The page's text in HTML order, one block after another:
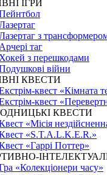
ІГРИ
з
Арчері таг
Хокей з перешкодами
війни
КВЕСТИ
квест «Кімната
квест
КВЕСТИ
«Місія
«S.T.A.L.K.E.R.»
«Гаррі Поттер»
«Колекціонери часу»